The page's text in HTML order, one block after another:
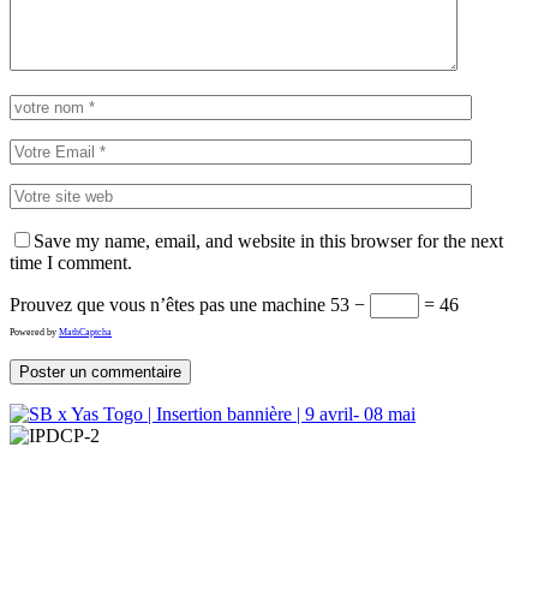
Save my name, email, and website in this browser for the next
time I comment.
Prouvez que vous n’êtes pas une machine 53 − = 46
Powered by MathCaptcha